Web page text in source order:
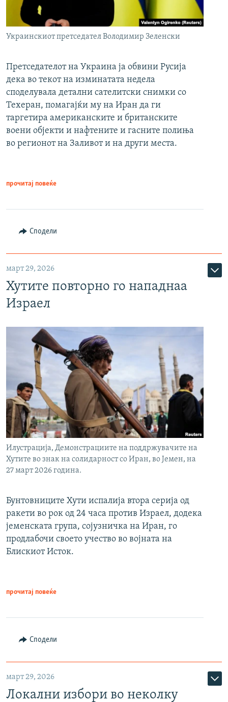
Украинскиот претседател Володимир Зеленски
Претседателот на Украина ја обвини Русија
дека во текот на изминатата недела
споделувала детални сателитски снимки со
Техеран, помагајќи му на Иран да ги
таргетира американските и британските
воени објекти и нафтените и гасните полиња
во регионот на Заливот и на други места.
прочитај повеќе
Сподели
март 29, 2026
Хутите повторно го нападнаа
Израел
Илустрација, Демонстрациите на поддржувачите на
Хутите во знак на солидарност со Иран, во Јемен, на
27 март 2026 година.
Бунтовниците Хути испалија втора серија од
ракети во рок од 24 часа против Израел, додека
јеменската група, сојузничка на Иран, го
продлабочи своето учество во војната на
Блискиот Исток.
прочитај повеќе
Сподели
март 29, 2026
Локални избори во неколку